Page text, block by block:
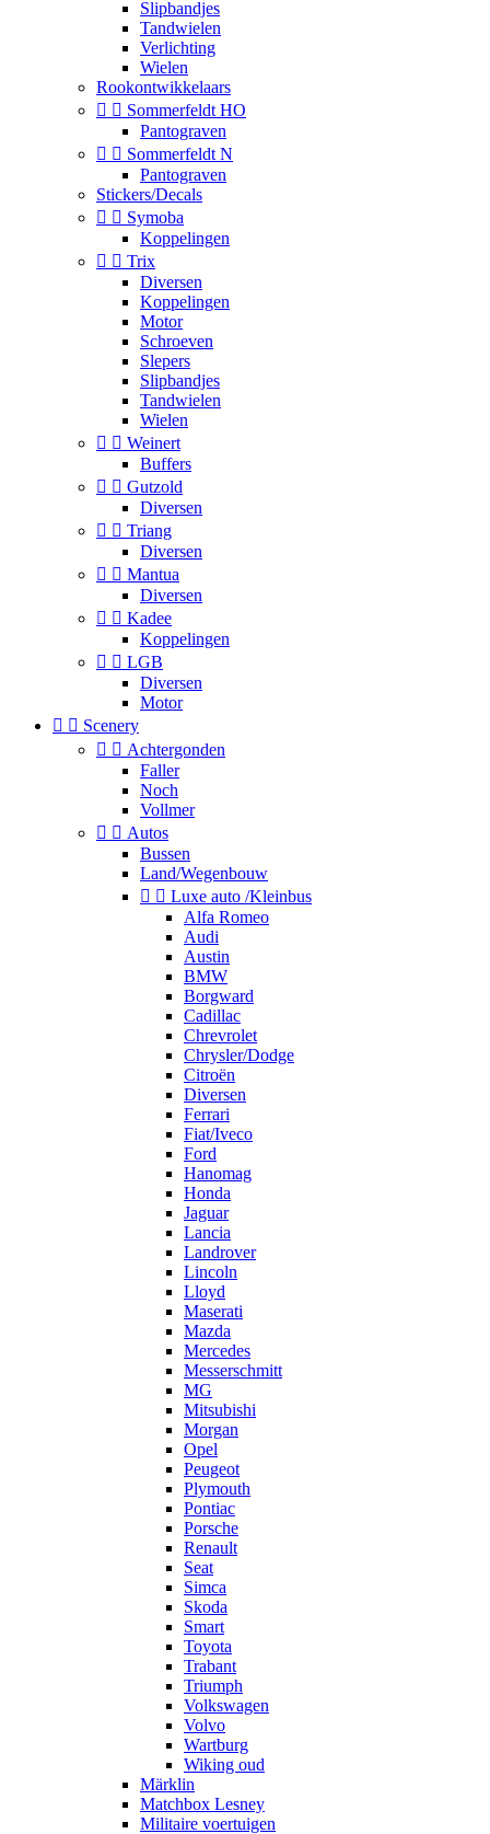
Slipbandjes
Tandwielen
Verlichting
Wielen
Rookontwikkelaars
  Sommerfeldt HO
Pantograven
  Sommerfeldt N
Pantograven
Stickers/Decals
  Symoba
Koppelingen
  Trix
Diversen
Koppelingen
Motor
Schroeven
Slepers
Slipbandjes
Tandwielen
Wielen
  Weinert
Buffers
  Gutzold
Diversen
  Triang
Diversen
  Mantua
Diversen
  Kadee
Koppelingen
  LGB
Diversen
Motor
  Scenery
  Achtergonden
Faller
Noch
Vollmer
  Autos
Bussen
Land/Wegenbouw
  Luxe auto /Kleinbus
Alfa Romeo
Audi
Austin
BMW
Borgward
Cadillac
Chrevrolet
Chrysler/Dodge
Citroën
Diversen
Ferrari
Fiat/Iveco
Ford
Hanomag
Honda
Jaguar
Lancia
Landrover
Lincoln
Lloyd
Maserati
Mazda
Mercedes
Messerschmitt
MG
Mitsubishi
Morgan
Opel
Peugeot
Plymouth
Pontiac
Porsche
Renault
Seat
Simca
Skoda
Smart
Toyota
Trabant
Triumph
Volkswagen
Volvo
Wartburg
Wiking oud
Märklin
Matchbox Lesney
Militaire voertuigen